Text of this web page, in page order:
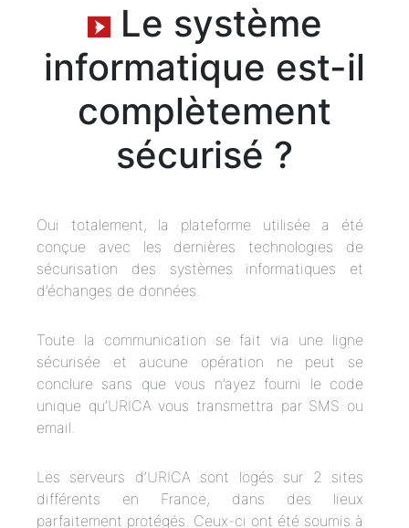
Le système
informatique est-il
complètement
sécurisé ?
Oui totalement, la plateforme utilisée a été
conçue avec les dernières technologies de
sécurisation des systèmes informatiques et
d’échanges de données.
Toute la communication se fait via une ligne
sécurisée et aucune opération ne peut se
conclure sans que vous n’ayez fourni le code
unique qu’URICA vous transmettra par SMS ou
email.
Les serveurs d’URICA sont logés sur 2 sites
différents en France, dans des lieux
parfaitement protégés. Ceux-ci ont été soumis à